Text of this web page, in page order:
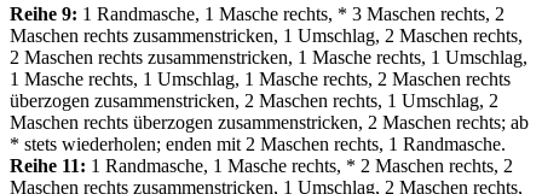
Reihe 9: 1 Randmasche, 1 Masche rechts, * 3 Maschen rechts, 2
Maschen rechts zusammenstricken, 1 Umschlag, 2 Maschen rechts,
2 Maschen rechts zusammenstricken, 1 Masche rechts, 1 Umschlag,
1 Masche rechts, 1 Umschlag, 1 Masche rechts, 2 Maschen rechts
überzogen zusammenstricken, 2 Maschen rechts, 1 Umschlag, 2
Maschen rechts überzogen zusammenstricken, 2 Maschen rechts; ab
* stets wiederholen; enden mit 2 Maschen rechts, 1 Randmasche.
Reihe 11: 1 Randmasche, 1 Masche rechts, * 2 Maschen rechts, 2
Maschen rechts zusammenstricken, 1 Umschlag, 2 Maschen rechts,